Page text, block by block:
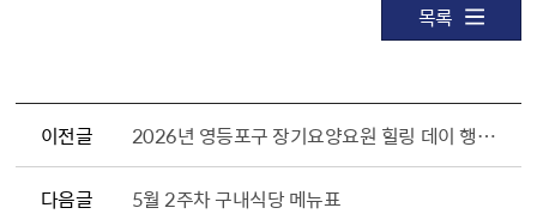
목록
이전글 2026년 영등포구 장기요양요원 힐링 데이 행사 안내 및 참석자 모집
다음글 5월 2주차 구내식당 메뉴표